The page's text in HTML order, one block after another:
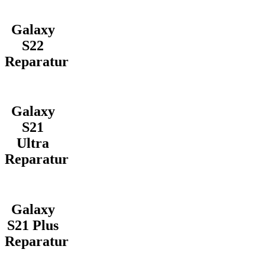
Galaxy
S22
Reparatur
Galaxy
S21
Ultra
Reparatur
Galaxy
S21 Plus
Reparatur